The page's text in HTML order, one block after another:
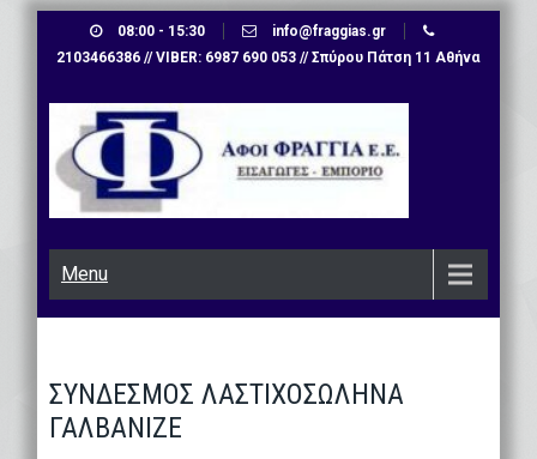
08:00 - 15:30
info@fraggias.gr
2103466386 // VIBER: 6987 690 053 // Σπύρου Πάτση 11 Αθήνα
Menu
ΣΥΝΔΕΣΜΟΣ ΛΑΣΤΙΧΟΣΩΛΗΝΑ
ΓΑΛΒΑΝΙΖΕ